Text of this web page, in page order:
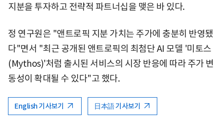
지분을 투자하고 전략적 파트너십을 맺은 바 있다.
정 연구원은 "앤트로픽 지분 가치는 주가에 충분히 반영됐
다"면서 "최근 공개된 앤트로픽의 최첨단 AI 모델 '미토스
(Mythos)'처럼 출시된 서비스의 시장 반응에 따라 주가 변
동성이 확대될 수 있다"고 했다.
English 기사보기 日本語 기사보기